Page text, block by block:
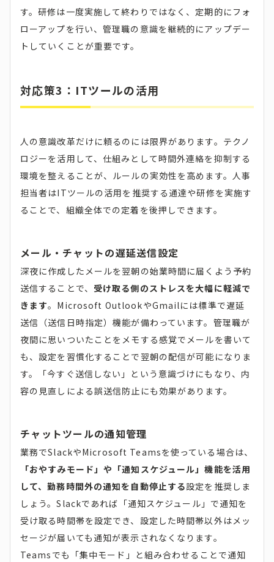
す。研修は一度実施して終わりではなく、定期的にフォ
ローアップを行い、管理職の意識を継続的にアップデー
トしていくことが重要です。
対応策3：ITツールの活用
人の意識改革だけに頼るのには限界があります。テクノ
ロジーを活用して、仕組みとして時間外連絡を抑制する
環境を整えることが、ルールの実効性を高めます。人事
担当者はITツールの活用を推奨する通達や研修を実施す
ることで、組織全体での定着を後押しできます。
メール・チャットの遅延送信設定
深夜に作成したメールを翌朝の始業時間に届くよう予約
送信することで、 受け取る側のストレスを大幅に軽減で
きます。Microsoft OutlookやGmailには標準で遅延
送信（送信日時指定）機能が備わっています。管理職が
夜間に思いついたことをメモする感覚でメールを書いて
も、設定を習慣化することで翌朝の配信が可能になりま
す。「今すぐ送信しない」という意識づけにもなり、内
容の見直しによる誤送信防止にも効果があります。
チャットツールの通知管理
業務でSlackやMicrosoft Teamsを使っている場合は、
「おやすみモード」や「通知スケジュール」機能を活用
して、勤務時間外の通知を自動停止する設定を推奨しま
しょう。Slackであれば「通知スケジュール」で通知を
受け取る時間帯を設定でき、設定した時間帯以外はメッ
セージが届いても通知が表示されなくなります。
Teamsでも「集中モード」と組み合わせることで通知